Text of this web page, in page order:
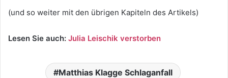
(und so weiter mit den übrigen Kapiteln des Artikels)
Lesen Sie auch: Julia Leischik verstorben
Matthias Klagge Schlaganfall